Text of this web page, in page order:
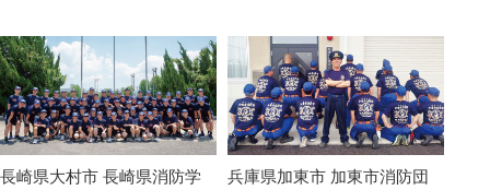
長崎県大村市 長崎県消防学
兵庫県加東市 加東市消防団